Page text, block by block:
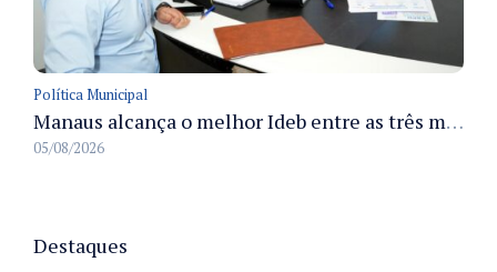
Política Municipal
Manaus alcança o melhor Ideb entre as três maiores redes municipais do país em 2025 com avanço na aprendizagem
05/08/2026
Destaques